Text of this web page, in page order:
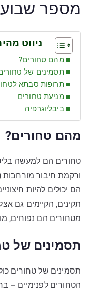
מספר
ניווט
מהם טחורים?
תסמינים של
תרופות סבתא
מניעת טחורים
ביבליוגרפיה
מהם טחורים?
טחורים הם למעשה
ורקמת חיבור מורחבות
הם יכולים להיות
תקינים, הקיימים גם
מטחורים הם נפוחים,
תסמינים של
תסמינים של טחורים
הטחורים לפנימיים –